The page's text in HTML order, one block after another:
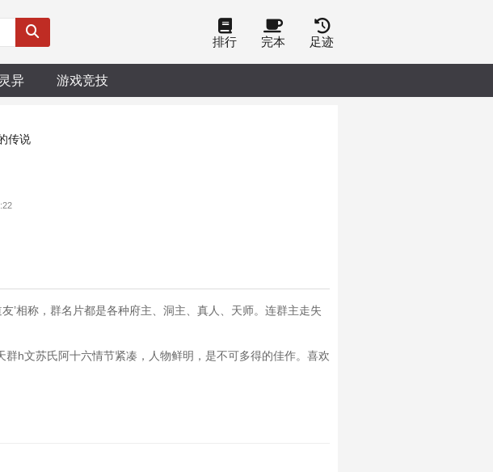
排行 完本 足迹
异 游戏竞技
传说
’相称，群名片都是各种府主、洞主、真人、天师。连群主走失
h文苏氏阿十六情节紧凑，人物鲜明，是不可多得的佳作。喜欢